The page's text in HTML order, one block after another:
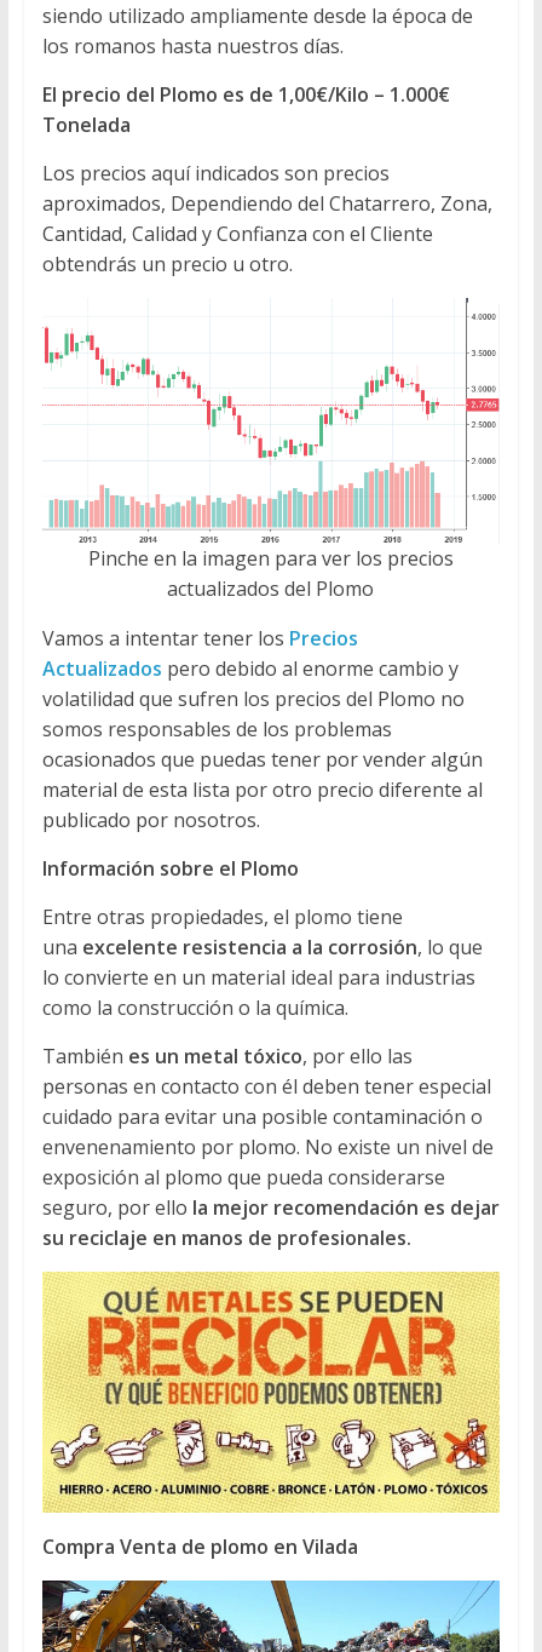
siendo utilizado ampliamente desde la época de
los romanos hasta nuestros días.
El precio del Plomo es de 1,00€/Kilo – 1.000€
Tonelada
Los precios aquí indicados son precios
aproximados, Dependiendo del Chatarrero, Zona,
Cantidad, Calidad y Confianza con el Cliente
obtendrás un precio u otro.
Pinche en la imagen para ver los precios
actualizados del Plomo
Vamos a intentar tener los Precios
Actualizados pero debido al enorme cambio y
volatilidad que sufren los precios del Plomo no
somos responsables de los problemas
ocasionados que puedas tener por vender algún
material de esta lista por otro precio diferente al
publicado por nosotros.
Información sobre el Plomo
Entre otras propiedades, el plomo tiene
una excelente resistencia a la corrosión, lo que
lo convierte en un material ideal para industrias
como la construcción o la química.
También es un metal tóxico, por ello las
personas en contacto con él deben tener especial
cuidado para evitar una posible contaminación o
envenenamiento por plomo. No existe un nivel de
exposición al plomo que pueda considerarse
seguro, por ello la mejor recomendación es dejar
su reciclaje en manos de profesionales.
Compra Venta de plomo en Vilada